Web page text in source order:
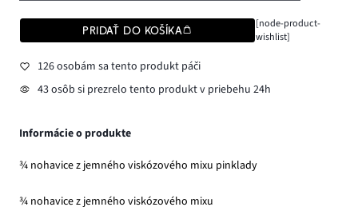
PRIDAŤ DO KOŠÍKA
[node-product-
wishlist]
126 osobám sa tento produkt páči
43 osôb si prezrelo tento produkt v priebehu 24h
Informácie o produkte
¾ nohavice z jemného viskózového mixu pinklady
¾ nohavice z jemného viskózového mixu